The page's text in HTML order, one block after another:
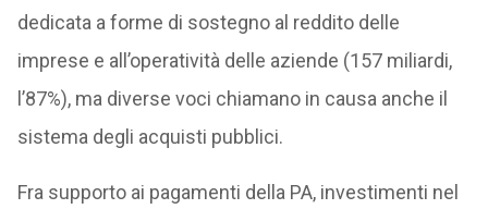
dedicata a forme di sostegno al reddito delle
imprese e all’operatività delle aziende (157 miliardi,
l’87%), ma diverse voci chiamano in causa anche il
sistema degli acquisti pubblici.
Fra supporto ai pagamenti della PA, investimenti nel